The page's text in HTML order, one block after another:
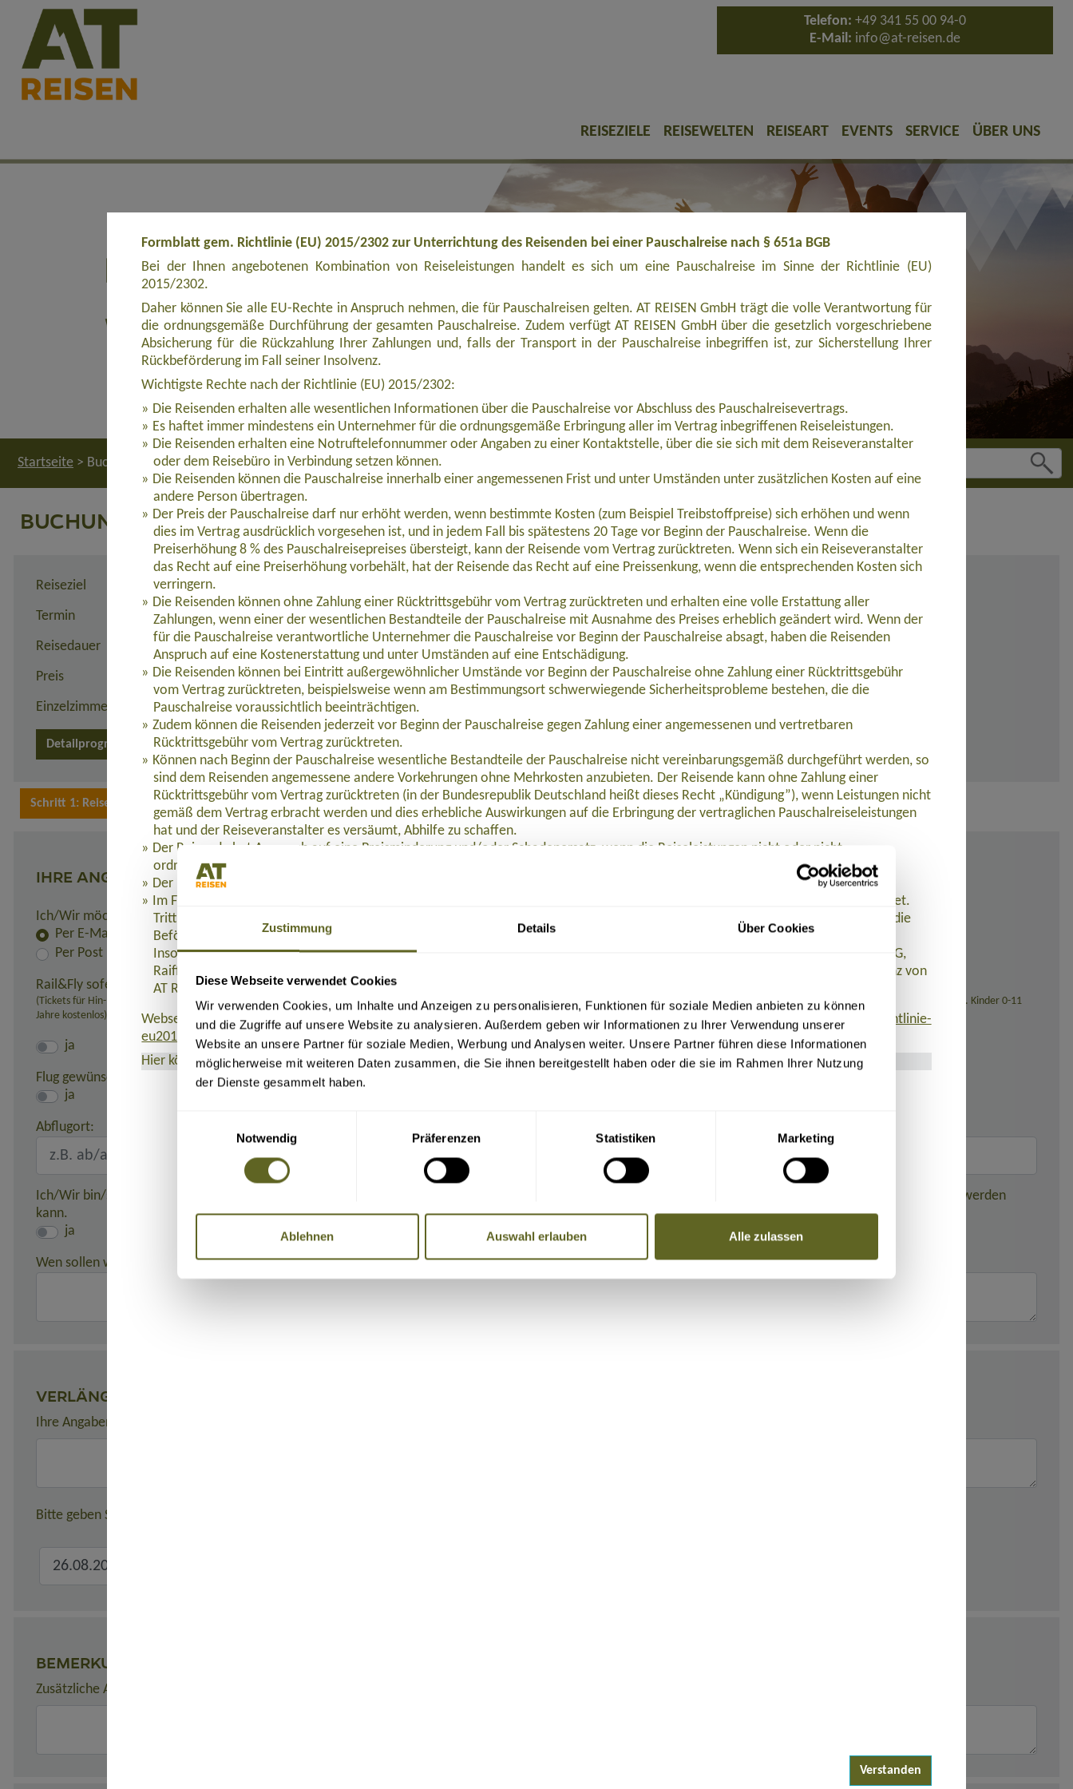
Zustimmung Details Über Cookies
Diese Webseite verwendet Cookies
Wir verwenden Cookies, um Inhalte und Anzeigen zu personalisieren, Funktionen für soziale Medien anbieten zu können
und die Zugriffe auf unsere Website zu analysieren. Außerdem geben wir Informationen zu Ihrer Verwendung unserer
Website an unsere Partner für soziale Medien, Werbung und Analysen weiter. Unsere Partner führen diese Informationen
möglicherweise mit weiteren Daten zusammen, die Sie ihnen bereitgestellt haben oder die sie im Rahmen Ihrer Nutzung
der Dienste gesammelt haben.
Notwendig
Präferenzen Statistiken Marketing
Ablehnen Auswahl erlauben Alle zulassen
Telefon: +49 341 55 00 94-0
E-Mail: info@at-reisen.de
REISEZIELE REISEWELTEN REISEART EVENTS SERVICE ÜBER UNS
Startseite > Buchung
BUCHUNG
Reiseziel Besteigung des Damavand & Kultur in Persien (ASIR009)
Termin 26.08. - 12.09.2026
Reisedauer 18 Tage
Preis 2.520,00 Euro zzgl. Flug ab 550,00 Euro
Einzelzimmerzuschlag 165,00 Euro
Detailprogramm
IHRE ANGABEN
Ich/Wir möchte(n) die Rechnung und alle Unterlagen erhalten:
Per E-Mail
Per Post
Rail&Fly sofern möglich (nur innerhalb Deutschlands):
(Tickets für Hin- und Rückfahrt erhältlich. Pro Person: 99,- Euro bei Buchung (bei Reisedatum ab November 2026: 109,- Euro), 129,- Euro nach Ticketausstellung (bei Reisedatum ab November 2026: 139,- Euro). Kinder 0-11
Jahre kostenlos)
ja
Flug gewünscht:
ja
Abflugort:
Ich/Wir bin/sind damit einverstanden, dass meine/unsere Adresse, Telefondaten und E-Mail-Adresse an die Mitreisenden dieser gebuchten Reise weitergegeben werden
kann.
ja
Wen sollen wir in einem Notfall benachrichtigen?(z. B. Name, Telefonnummer, E-Mail-Adresse)
VERLÄNGERUNGEN
Ihre Angaben zu gewünschten Verlängerungsprogrammen, Badeaufenthalte etc. vor und nach der Reise.
Bitte geben Sie hier den verbindlichen Gesamtreisezeitraum ein, inklusive Verlängerung(en).
BEMERKUNGEN
Zusätzliche Angaben zur Buchung, z. B. zu Unterkünften
Formblatt gem. Richtlinie (EU) 2015/2302 zur Unterrichtung des Reisenden bei einer Pauschalreise nach § 651a BGB
Bei der Ihnen angebotenen Kombination von Reiseleistungen handelt es sich um eine Pauschalreise im Sinne der Richtlinie (EU)
2015/2302.
Daher können Sie alle EU-Rechte in Anspruch nehmen, die für Pauschalreisen gelten. AT REISEN GmbH trägt die volle Verantwortung für
die ordnungsgemäße Durchführung der gesamten Pauschalreise. Zudem verfügt AT REISEN GmbH über die gesetzlich vorgeschriebene
Absicherung für die Rückzahlung Ihrer Zahlungen und, falls der Transport in der Pauschalreise inbegriffen ist, zur Sicherstellung Ihrer
Rückbeförderung im Fall seiner Insolvenz.
Wichtigste Rechte nach der Richtlinie (EU) 2015/2302:
Die Reisenden erhalten alle wesentlichen Informationen über die Pauschalreise vor Abschluss des Pauschalreisevertrags.
Es haftet immer mindestens ein Unternehmer für die ordnungsgemäße Erbringung aller im Vertrag inbegriffenen Reiseleistungen.
Die Reisenden erhalten eine Notruftelefonnummer oder Angaben zu einer Kontaktstelle, über die sie sich mit dem Reiseveranstalter
oder dem Reisebüro in Verbindung setzen können.
Die Reisenden können die Pauschalreise innerhalb einer angemessenen Frist und unter Umständen unter zusätzlichen Kosten auf eine
andere Person übertragen.
Der Preis der Pauschalreise darf nur erhöht werden, wenn bestimmte Kosten (zum Beispiel Treibstoffpreise) sich erhöhen und wenn
dies im Vertrag ausdrücklich vorgesehen ist, und in jedem Fall bis spätestens 20 Tage vor Beginn der Pauschalreise. Wenn die
Preiserhöhung 8 % des Pauschalreisepreises übersteigt, kann der Reisende vom Vertrag zurücktreten. Wenn sich ein Reiseveranstalter
das Recht auf eine Preiserhöhung vorbehält, hat der Reisende das Recht auf eine Preissenkung, wenn die entsprechenden Kosten sich
verringern.
Die Reisenden können ohne Zahlung einer Rücktrittsgebühr vom Vertrag zurücktreten und erhalten eine volle Erstattung aller
Zahlungen, wenn einer der wesentlichen Bestandteile der Pauschalreise mit Ausnahme des Preises erheblich geändert wird. Wenn der
für die Pauschalreise verantwortliche Unternehmer die Pauschalreise vor Beginn der Pauschalreise absagt, haben die Reisenden
Anspruch auf eine Kostenerstattung und unter Umständen auf eine Entschädigung.
Die Reisenden können bei Eintritt außergewöhnlicher Umstände vor Beginn der Pauschalreise ohne Zahlung einer Rücktrittsgebühr
vom Vertrag zurücktreten, beispielsweise wenn am Bestimmungsort schwerwiegende Sicherheitsprobleme bestehen, die die
Pauschalreise voraussichtlich beeinträchtigen.
Zudem können die Reisenden jederzeit vor Beginn der Pauschalreise gegen Zahlung einer angemessenen und vertretbaren
Rücktrittsgebühr vom Vertrag zurücktreten.
Können nach Beginn der Pauschalreise wesentliche Bestandteile der Pauschalreise nicht vereinbarungsgemäß durchgeführt werden, so
sind dem Reisenden angemessene andere Vorkehrungen ohne Mehrkosten anzubieten. Der Reisende kann ohne Zahlung einer
Rücktrittsgebühr vom Vertrag zurücktreten (in der Bundesrepublik Deutschland heißt dieses Recht „Kündigung”), wenn Leistungen nicht
gemäß dem Vertrag erbracht werden und dies erhebliche Auswirkungen auf die Erbringung der vertraglichen Pauschalreiseleistungen
hat und der Reiseveranstalter es versäumt, Abhilfe zu schaffen.
Der Reisende hat Anspruch auf eine Preisminderung und/oder Schadenersatz, wenn die Reiseleistungen nicht oder nicht
ordnungsgemäß erbracht werden.
Der Reiseveranstalter leistet dem Reisenden Beistand, wenn dieser sich in Schwierigkeiten befindet.
Im Fall der Insolvenz des Reiseveranstalters oder in einigen Mitgliedstaaten des Reisevermittlers werden Zahlungen zurückerstattet.
Tritt die Insolvenz des Reiseveranstalters oder, sofern einschlägig, des Reisevermittlers nach Beginn der Pauschalreise ein und ist die
Beförderung Bestandteil der Pauschalreise, so wird die Rückbeförderung der Reisenden gewährleistet. AT REISEN GmbH hat eine
Insolvenzabsicherung mit R+V Allgemeine Versicherung AG abgeschlossen. Die Reisenden können R+V Allgemeine Versicherung AG,
Raiffeisenplatz 1, 65189 Wiesbaden, Tel. 0611 533 5859, info@ruv.de kontaktieren, wenn ihnen Leistungen aufgrund der Insolvenz von
AT REISEN GmbH verweigert werden.
Webseite, auf der die Richtlinie (EU) 2015/2302 in der in das nationale Recht umgesetzten Form zu finden ist:www.umsetzung-richtlinie-
eu2015-2302.de
Hier können Sie das Formblattals PDF herunterladen.
Verstanden